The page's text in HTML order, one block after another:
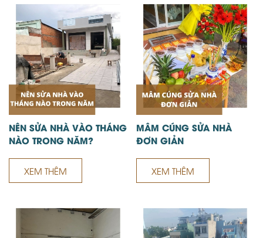
NÊN SỬA NHÀ VÀO THÁNG
NÀO TRONG NĂM?
XEM THÊM
MÂM CÚNG SỬA NHÀ
ĐƠN GIẢN
XEM THÊM